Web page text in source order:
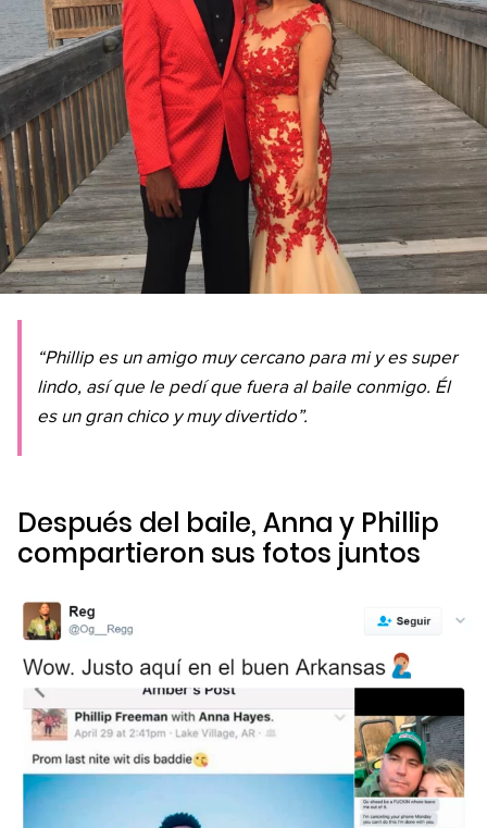
“Phillip es un amigo muy cercano para mi y es super
lindo, así que le pedí que fuera al baile conmigo. Él
es un gran chico y muy divertido”.
Después del baile, Anna y Phillip
compartieron sus fotos juntos